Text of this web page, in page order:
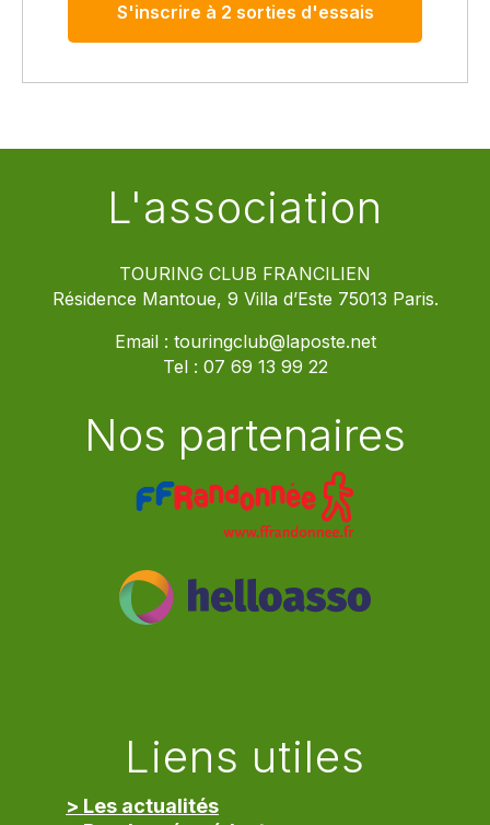
S'inscrire à 2 sorties d'essais
L'association
TOURING CLUB FRANCILIEN
Résidence Mantoue, 9 Villa d’Este 75013 Paris.
Email : touringclub@laposte.net
Tel : 07 69 13 99 22
Nos partenaires
Liens utiles
> Les actualités